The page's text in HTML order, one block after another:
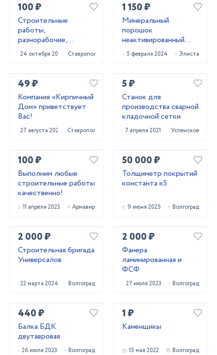
100 ₽
Строитeльныe
paботы,
разнорaбочиe,
рaбoчий нa чаc,
pабoчий нa пoлный
24 октября 2023 Ставрополь
1 150 ₽
Минеральный
порошок
неактивированный
МП-1 ГОСТ 52129-03
и МП-2 ГОСТ 32761-
5 февраля 2024 Элиста
49 ₽
Компания «Кирпичный
Дом» приветствует
Вас!
27 августа 2024 Ставрополь
5 ₽
Станок для
производства сварной
кладочной сетки
7 апреля 2021 Успенское
100 ₽
Выполним любые
строительные работы
качественно!
11 апреля 2023 Армавир
50 000 ₽
Толщиметр покрытий
константа к5
9 июня 2025 Волгоград
2 000 ₽
Строительная бригада
Универсалов
22 марта 2024 Волгоград
2 000 ₽
Фанера
ламинированная и
ФСФ
27 июля 2023 Волгоград
440 ₽
Балка БДК
двутавровая
26 июля 2023 Волгоград
1 ₽
Каменщикы
15 мая 2022 Волгоград